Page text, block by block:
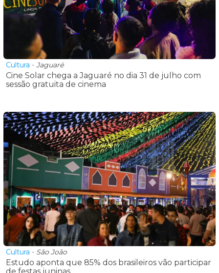
Cultura - Jaguaré
Cine Solar chega a Jaguaré no dia 31 de julho com
sessão gratuita de cinema
Cultura - São João
Estudo aponta que 85% dos brasileiros vão participar
de festas juninas